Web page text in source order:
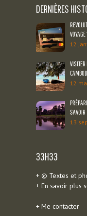
DERNIÈRES
VOYAGE
12
VISITER
12
SAVOIR
13
33H33
+ © Textes et
+ En savoir plus
+ Me contacter